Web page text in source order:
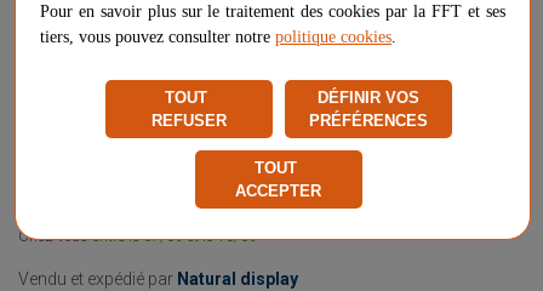
PERSONNALISER CE PRODUIT
+
AJOUTER AU PANIER
Chez vousentre le 07/09 et le 18/09
Vendu et expédié par Natural display
Pour en savoir plus sur le traitement des cookies par la FFT et ses
tiers, vous pouvez consulter notre politique cookies
TOUT
REFUSER
DÉFINIR VOS
PRÉFÉRENCES
TOUT
ACCEPTER